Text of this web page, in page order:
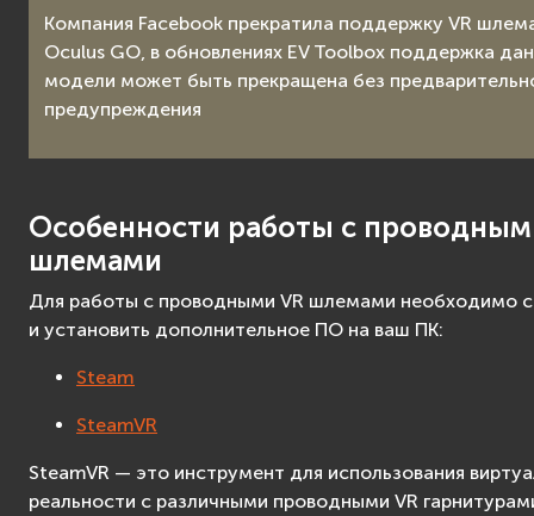
Компания Facebook прекратила поддержку VR
Oculus GO, в обновлениях EV Toolbox поддержка
модели может быть прекращена без
предупреждения
Особенности работы с
шлемами
Для работы с проводными VR шлемами необходимо
и установить дополнительное ПО на ваш ПК:
Steam
SteamVR
SteamVR — это инструмент для использования
реальности с различными проводными VR